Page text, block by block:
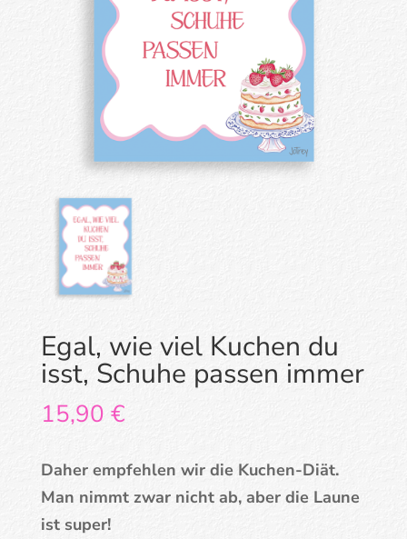
Egal, wie viel Kuchen du
isst, Schuhe passen immer
15,90 €
Daher empfehlen wir die Kuchen-Diät.
Man nimmt zwar nicht ab, aber die Laune
ist super!